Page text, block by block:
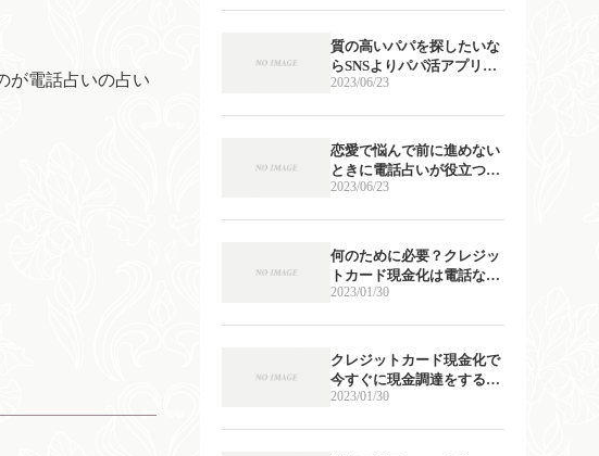
が電話占いの占い
質の高いパパを探したいな
らSNSよりパパ活アプリの
利用が適している
2023/06/23
恋愛で悩んで前に進めない
ときに電話占いが役立つ2
つの理由について
2023/06/23
何のために必要？クレジッ
トカード現金化は電話なし
でもできるもの？
2023/01/30
クレジットカード現金化で
今すぐに現金調達をするた
めに準備すべきこと
2023/01/30